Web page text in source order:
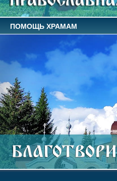
ПОМОЩЬ ХРАМАМ